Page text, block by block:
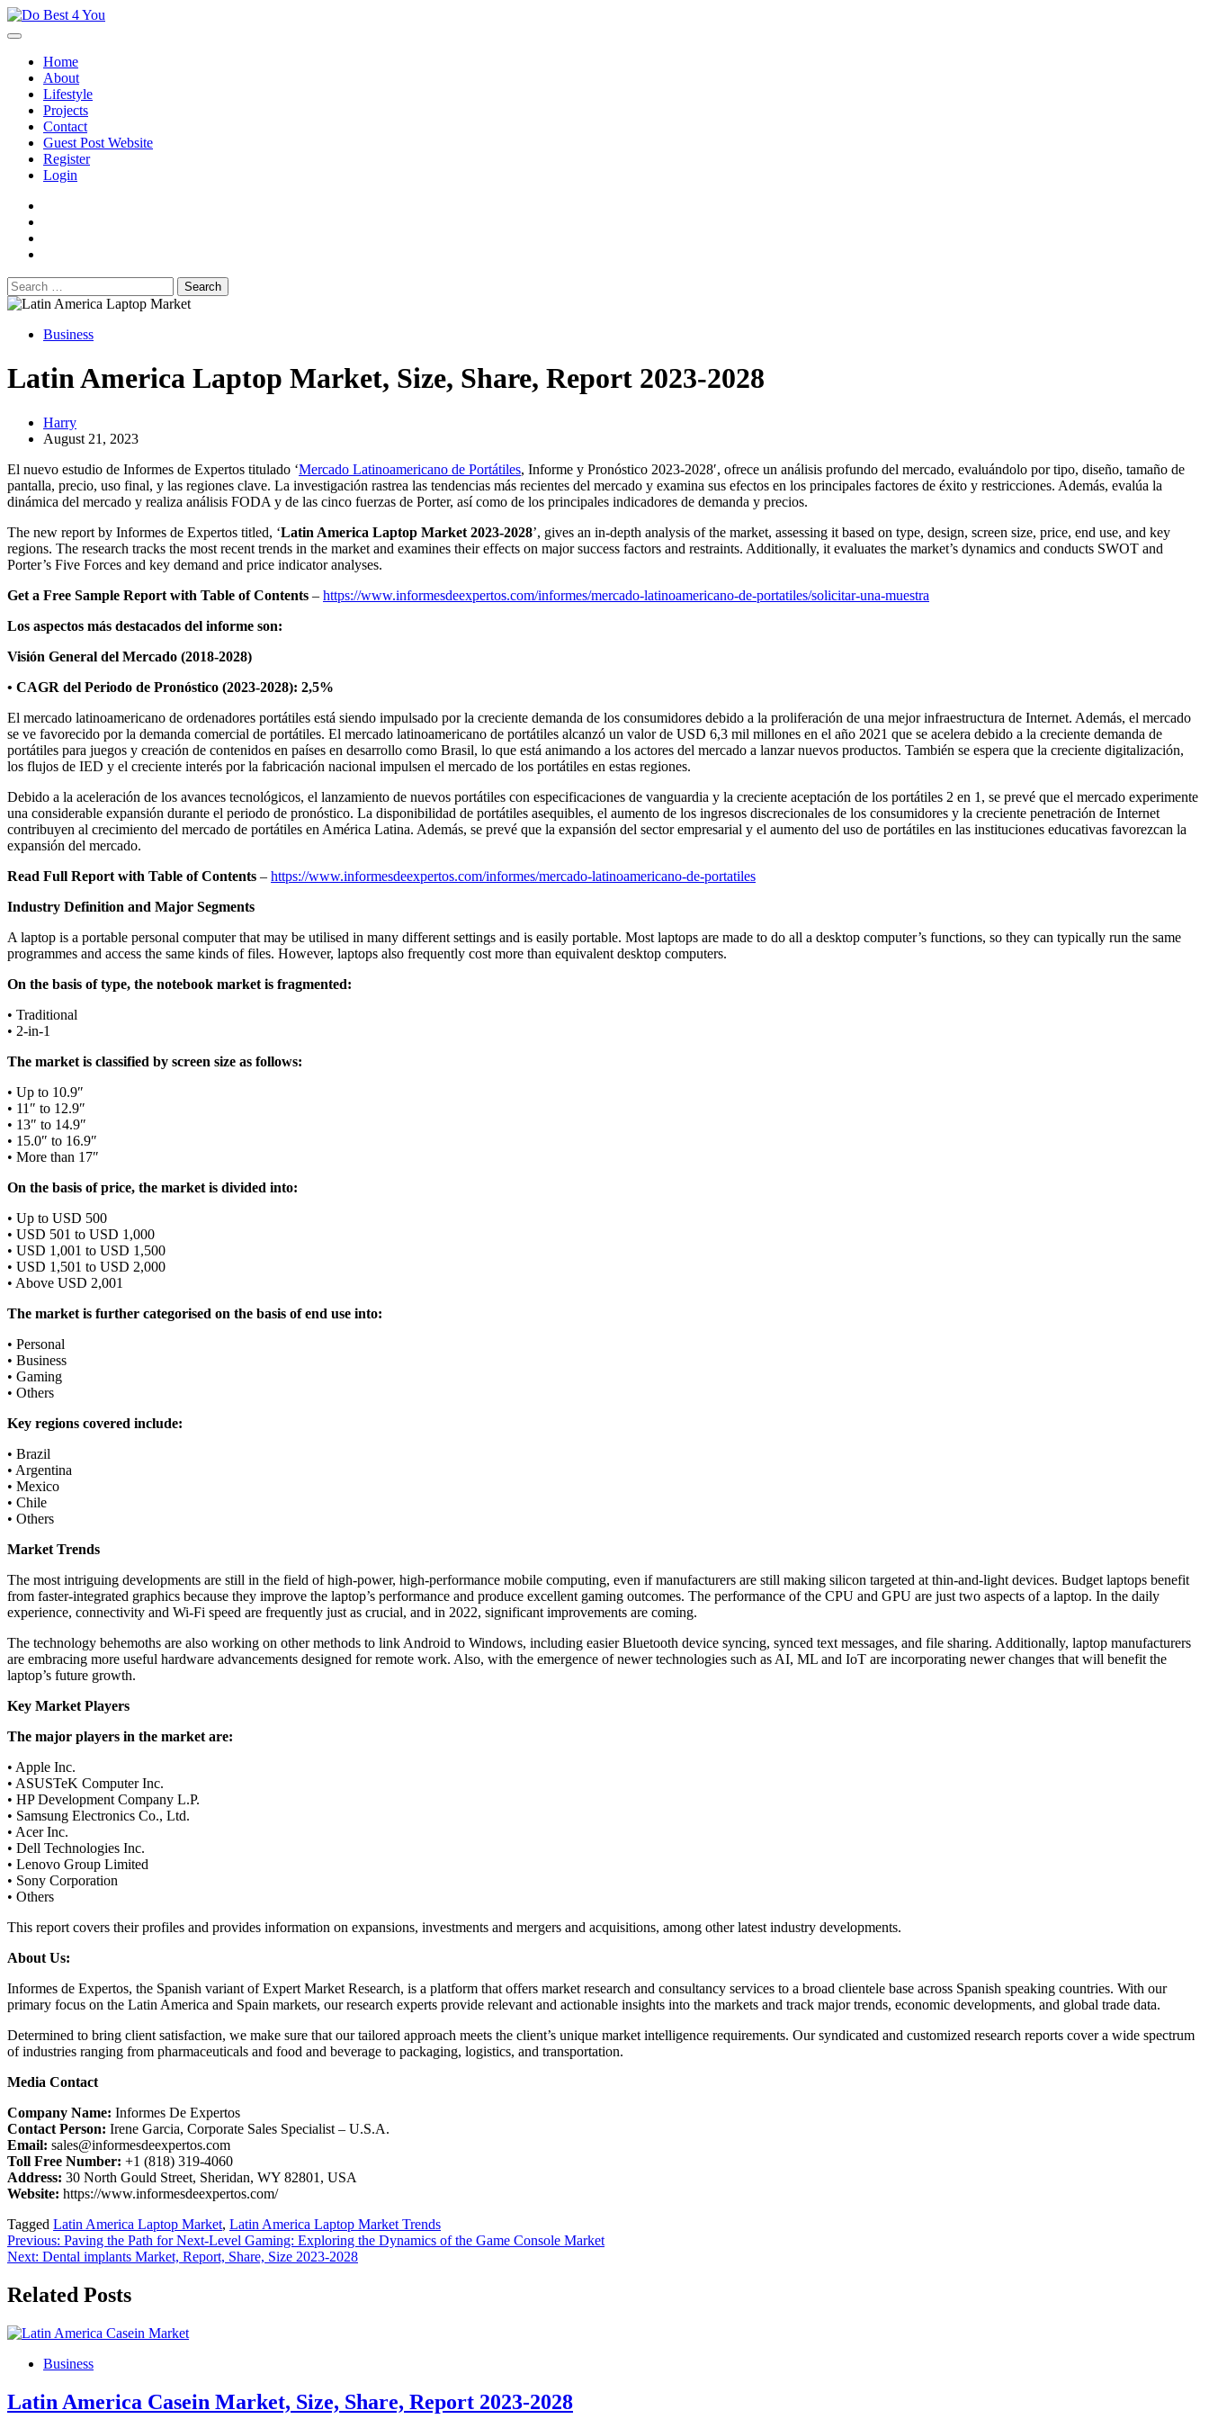
Skip
to
Home
About
Lifestyle
Projects
Contact
Guest Post Website
Register
Login
Search
for:
Business
Latin America Laptop Market, Size, Share, Report 2023-2028
Harry
August 21, 2023
El nuevo estudio de Informes de Expertos titulado ‘Mercado Latinoamericano de Portátiles, Informe y Pronóstico 2023-2028′, ofrece un análisis profundo del mercado, evaluándolo por tipo, diseño, tamaño de
pantalla, precio, uso final, y las regiones clave. La investigación rastrea las tendencias más recientes del mercado y examina sus efectos en los principales factores de éxito y restricciones. Además, evalúa la
dinámica del mercado y realiza análisis FODA y de las cinco fuerzas de Porter, así como de los principales indicadores de demanda y precios.
The new report by Informes de Expertos titled, ‘Latin America Laptop Market 2023-2028’, gives an in-depth analysis of the market, assessing it based on type, design, screen size, price, end use, and key
regions. The research tracks the most recent trends in the market and examines their effects on major success factors and restraints. Additionally, it evaluates the market’s dynamics and conducts SWOT and
Porter’s Five Forces and key demand and price indicator analyses.
Get a Free Sample Report with Table of Contents – https://www.informesdeexpertos.com/informes/mercado-latinoamericano-de-portatiles/solicitar-una-muestra
Los aspectos más destacados del informe son:
Visión General del Mercado (2018-2028)
• CAGR del Periodo de Pronóstico (2023-2028): 2,5%
El mercado latinoamericano de ordenadores portátiles está siendo impulsado por la creciente demanda de los consumidores debido a la proliferación de una mejor infraestructura de Internet. Además, el mercado
se ve favorecido por la demanda comercial de portátiles. El mercado latinoamericano de portátiles alcanzó un valor de USD 6,3 mil millones en el año 2021 que se acelera debido a la creciente demanda de
portátiles para juegos y creación de contenidos en países en desarrollo como Brasil, lo que está animando a los actores del mercado a lanzar nuevos productos. También se espera que la creciente digitalización,
los flujos de IED y el creciente interés por la fabricación nacional impulsen el mercado de los portátiles en estas regiones.
Debido a la aceleración de los avances tecnológicos, el lanzamiento de nuevos portátiles con especificaciones de vanguardia y la creciente aceptación de los portátiles 2 en 1, se prevé que el mercado experimente
una considerable expansión durante el periodo de pronóstico. La disponibilidad de portátiles asequibles, el aumento de los ingresos discrecionales de los consumidores y la creciente penetración de Internet
contribuyen al crecimiento del mercado de portátiles en América Latina. Además, se prevé que la expansión del sector empresarial y el aumento del uso de portátiles en las instituciones educativas favorezcan la
expansión del mercado.
Read Full Report with Table of Contents – https://www.informesdeexpertos.com/informes/mercado-latinoamericano-de-portatiles
Industry Definition and Major Segments
A laptop is a portable personal computer that may be utilised in many different settings and is easily portable. Most laptops are made to do all a desktop computer’s functions, so they can typically run the same
programmes and access the same kinds of files. However, laptops also frequently cost more than equivalent desktop computers.
On the basis of type, the notebook market is fragmented:
• Traditional
• 2-in-1
The market is classified by screen size as follows:
• Up to 10.9″
• 11″ to 12.9″
• 13″ to 14.9″
• 15.0″ to 16.9″
• More than 17″
On the basis of price, the market is divided into:
• Up to USD 500
• USD 501 to USD 1,000
• USD 1,001 to USD 1,500
• USD 1,501 to USD 2,000
• Above USD 2,001
The market is further categorised on the basis of end use into:
• Personal
• Business
• Gaming
• Others
Key regions covered include:
• Brazil
• Argentina
• Mexico
• Chile
• Others
Market Trends
The most intriguing developments are still in the field of high-power, high-performance mobile computing, even if manufacturers are still making silicon targeted at thin-and-light devices. Budget laptops benefit
from faster-integrated graphics because they improve the laptop’s performance and produce excellent gaming outcomes. The performance of the CPU and GPU are just two aspects of a laptop. In the daily
experience, connectivity and Wi-Fi speed are frequently just as crucial, and in 2022, significant improvements are coming.
The technology behemoths are also working on other methods to link Android to Windows, including easier Bluetooth device syncing, synced text messages, and file sharing. Additionally, laptop manufacturers
are embracing more useful hardware advancements designed for remote work. Also, with the emergence of newer technologies such as AI, ML and IoT are incorporating newer changes that will benefit the
laptop’s future growth.
Key Market Players
The major players in the market are:
• Apple Inc.
• ASUSTeK Computer Inc.
• HP Development Company L.P.
• Samsung Electronics Co., Ltd.
• Acer Inc.
• Dell Technologies Inc.
• Lenovo Group Limited
• Sony Corporation
• Others
This report covers their profiles and provides information on expansions, investments and mergers and acquisitions, among other latest industry developments.
About Us:
Informes de Expertos, the Spanish variant of Expert Market Research, is a platform that offers market research and consultancy services to a broad clientele base across Spanish speaking countries. With our
primary focus on the Latin America and Spain markets, our research experts provide relevant and actionable insights into the markets and track major trends, economic developments, and global trade data.
Determined to bring client satisfaction, we make sure that our tailored approach meets the client’s unique market intelligence requirements. Our syndicated and customized research reports cover a wide spectrum
of industries ranging from pharmaceuticals and food and beverage to packaging, logistics, and transportation.
Media Contact
Company Name: Informes De Expertos
Contact Person: Irene Garcia, Corporate Sales Specialist – U.S.A.
Email: sales@informesdeexpertos.com
Toll Free Number: +1 (818) 319-4060
Address: 30 North Gould Street, Sheridan, WY 82801, USA
Website: https://www.informesdeexpertos.com/
Tagged Latin America Laptop Market, Latin America Laptop Market Trends
Post
navigation
Previous: Paving the Path for Next-Level Gaming: Exploring the Dynamics of the Game Console Market
Next: Dental implants Market, Report, Share, Size 2023-2028
Related Posts
Business
Latin America Casein Market, Size, Share, Report 2023-2028